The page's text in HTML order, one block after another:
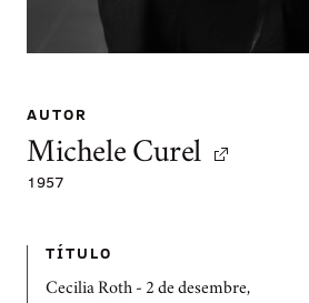
AUTOR
Michele Curel
1957
TÍTULO
Cecilia Roth - 2 de desembre,